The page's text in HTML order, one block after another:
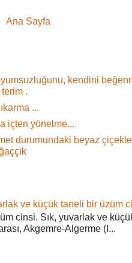
Ana Sayfa
kendini
.
...
içten yönelme...
durumundaki beyaz
ve küçük taneli bir üzüm
cinsi. Sık, yuvarlak ve
Akgemre-Algerme (I...